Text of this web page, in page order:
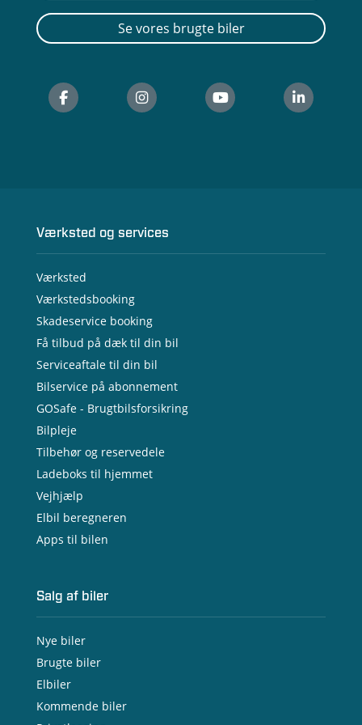
Se vores brugte biler
Værksted og services
Værksted
Værkstedsbooking
Skadeservice booking
Få tilbud på dæk til din bil
Serviceaftale til din bil
Bilservice på abonnement
GOSafe - Brugtbilsforsikring
Bilpleje
Tilbehør og reservedele
Ladeboks til hjemmet
Vejhjælp
Elbil beregneren
Apps til bilen
Salg af biler
Nye biler
Brugte biler
Elbiler
Kommende biler